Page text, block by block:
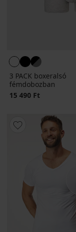
3 PACK boxeralsó
fémdobozban
15 490 Ft